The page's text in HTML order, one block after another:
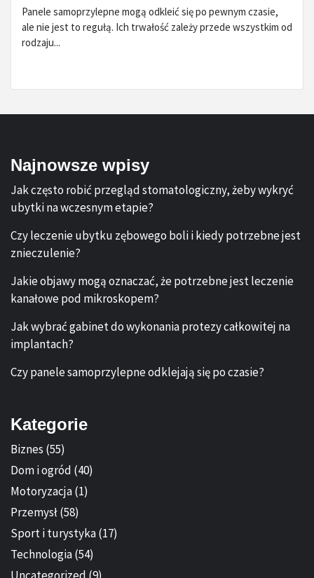
Panele samoprzylepne mogą odkleić się po pewnym czasie,
ale nie jest to regułą. Ich trwałość zależy przede wszystkim od
rodzaju...
Najnowsze wpisy
Jak często robić przegląd stomatologiczny, żeby wykryć
ubytki na wczesnym etapie?
Czy leczenie ubytku zębowego boli i kiedy potrzebne jest
znieczulenie?
Jakie objawy mogą oznaczać, że potrzebne jest leczenie
kanałowe pod mikroskopem?
Jak wybrać gabinet do wykonania protezy całkowitej na
implantach?
Czy panele samoprzylepne odklejają się po czasie?
Kategorie
Biznes (55)
Dom i ogród (40)
Motoryzacja(1)
Przemysł(58)
Sport i turystyka(17)
Technologia(54)